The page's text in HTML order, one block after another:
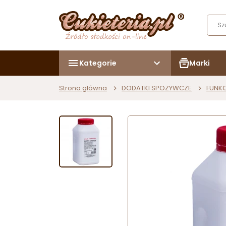
Kategorie Marki
Strona główna DODATKI SPOŻYWCZE